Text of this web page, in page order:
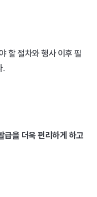
할 절차와 행사 이후 필
.
급을 더욱 편리하게 하고